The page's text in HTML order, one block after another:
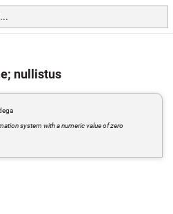
nullistus
system with a numeric value of zero